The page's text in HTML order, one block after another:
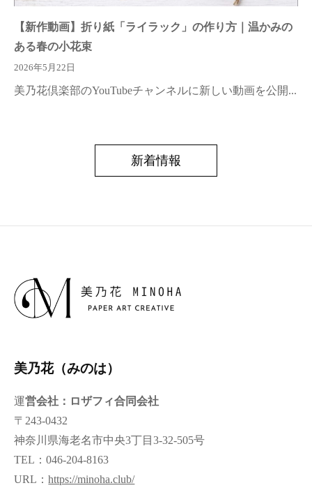
【新作動画】折り紙「ライラック」の作り方｜温かみの
ある春の小花束
2026年5月22日
美乃花倶楽部のYouTubeチャンネルに新しい動画を公開...
新着情報
美乃花（みのは）
運営会社：ロザフィ合同会社
〒243-0432
神奈川県海老名市中央3丁目3-32-505号
TEL：046-204-8163
URL：https://minoha.club/